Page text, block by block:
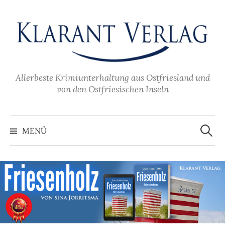
Inhalt
überspringen
Allerbeste Krimiunterhaltung aus Ostfriesland und
von den Ostfriesischen Inseln
MENÜ
Suche
nach: